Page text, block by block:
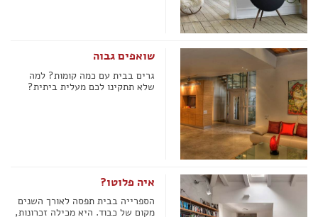
שואפים גבוה
גרים בבית עם כמה קומות? למה
שלא תתקינו לכם מעלית ביתית?
איה פלוטו?
הספרייה בבית תפסה לאורך השנים
מקום של כבוד. היא מכילה זכרונות,